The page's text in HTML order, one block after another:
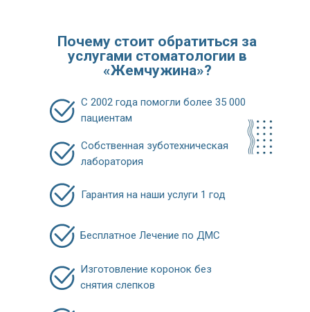
Изготовление коронок без
снятия слепков
Бесплатное Лечение по ДМС
Гарантия на наши услуги 1 год
Собственная зуботехническая
лаборатория
С 2002 года помогли более 35 000
пациентам
Почему стоит обратиться за
услугами стоматологии в
«Жемчужина»?